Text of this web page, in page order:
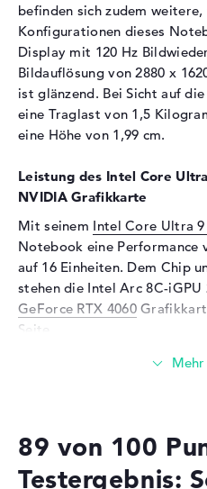
Besonderheiten
G-
Kartenleser
Speicherkarten
Audio
Soundkarte
Webcam
Sensorauflösung
5
Eingabegeräte
Netzwerkkarte
befinden sich zudem weitere,
Konfigurationen dieses
Display mit 120 Hz
Bildauflösung von 2880 x
ist glänzend. Bei Sicht auf
eine Traglast von 1,5
eine Höhe von 1,99 cm.
Leistung des Intel Core
NVIDIA Grafikkarte
Mit seinem Intel Core Ultra 9
Notebook eine Performance
auf 16 Einheiten. Dem Chip
stehen die Intel Arc 8C-iGPU
GeForce RTX 4060
Seite.
Wieviel Speicher hat das
Gigabyte. Total dürfen 24
Speichertyp DDR5 (5600
89 von 100
Testergebnis: